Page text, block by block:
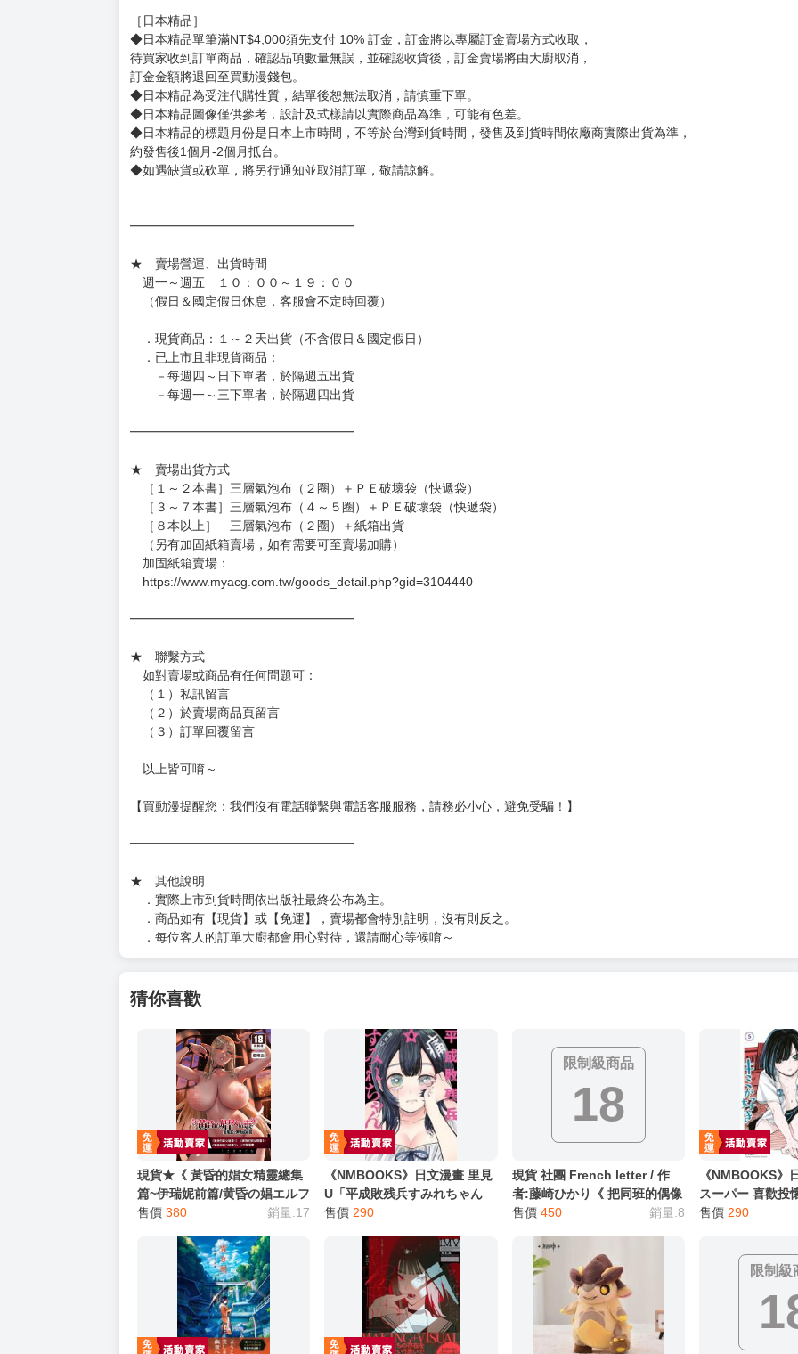
◆不同月份商品可一起結帳，等訂單內所有商品到齊後一起發貨。
◆預購商品皆無現貨，商品圖為示意圖，請以實品為主。
◆商品如有缺件、瑕疵，請務必取貨3日內留言反應，逾期不受理。
◆書籍拆封無法更換及退貨(內頁印刷瑕疵例外)
書籍有問題請不要拆封，請私訊大廚協助。
◆逾期未取且訂單取消後三個工作天內未有任何反應，將直接加入黑名單，還請下單後準時取貨。
◆書籍贈品&上市日、依出版社最終公布為主。
有時會上市前更改贈品內容或延後出版，還請注意。
◆網路購物取貨後開箱時建議全程錄影拍照存證，以保障買賣家雙方權益。
訂金金額將退回至買動漫錢包。
◆日本精品為受注代購性質，結單後恕無法取消，請慎重下單。
◆日本精品圖像僅供參考，設計及式樣請以實際商品為準，可能有色差。
約發售後1個月-2個月抵台。
◆如遇缺貨或砍單，將另行通知並取消訂單，敬請諒解。
週一～週五 １０：００～１９：００
（假日＆國定假日休息，客服會不定時回覆）
．現貨商品：１～２天出貨（不含假日＆國定假日）
．已上市且非現貨商品：
－每週四～日下單者，於隔週五出貨
－每週一～三下單者，於隔週四出貨
★ 賣場出貨方式
［１～２本書］三層氣泡布（２圈）＋ＰＥ破壞袋（快遞袋）
［３～７本書］三層氣泡布（４～５圈）＋ＰＥ破壞袋（快遞袋）
［８本以上］ 三層氣泡布（２圈）＋紙箱出貨
（另有加固紙箱賣場，如有需要可至賣場加購）
https://www.myacg.com.tw/goods_detail.php?gid=3104440
━━━━━━━━━━━━━━━━━━
（１）私訊留言
（２）於賣場商品頁留言
（３）訂單回覆留言
【買動漫提醒您：我們沒有電話聯繫與電話客服服務，請務必小心，避免受騙！】
★ 其他說明
．實際上市到貨時間依出版社最終公布為主。
．商品如有【現貨】或【免運】，賣場都會特別註明，沒有則反之。
．每位客人的訂單大廚都會用心對待，還請耐心等候唷～
猜你喜歡
18